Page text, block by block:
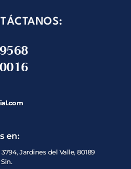
en:
Jardines del Valle, 80189